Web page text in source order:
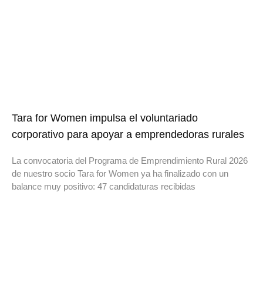
Tara for Women impulsa el voluntariado
corporativo para apoyar a emprendedoras rurales
La convocatoria del Programa de Emprendimiento Rural 2026
de nuestro socio Tara for Women ya ha finalizado con un
balance muy positivo: 47 candidaturas recibidas